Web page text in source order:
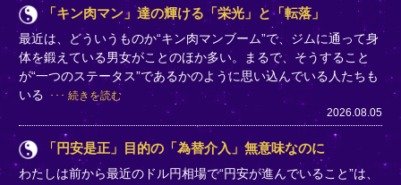
「キン肉マン」達の輝ける「栄光」と「転落」
最近は、どういうものか“キン肉マンブーム”で、ジムに通って身
体を鍛えている男女がことのほか多い。まるで、そうすること
が“一つのステータス”であるかのように思い込んでいる人たちも
いる
続きを読む
2026.08.05
「円安是正」目的の「為替介入」無意味なのに
わたしは前から最近のドル円相場で“円安が進んでいること”は、